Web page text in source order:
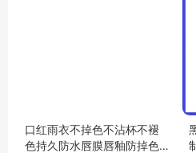
口红雨衣不掉色不沾杯不褪
色持久防水唇膜唇釉防掉色O